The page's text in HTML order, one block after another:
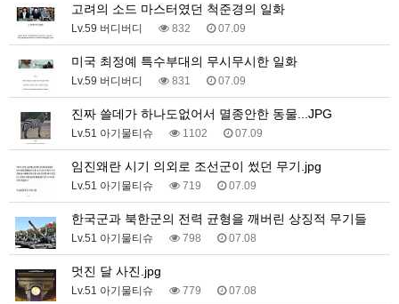
고려의 소드 마스터였던 척준경의 일화
Lv.59 버디버디 832 07.09
미국 최정예 특수부대의 무시무시한 일화
Lv.59 버디버디 831 07.09
진짜 쓸데가 하나도없어서 멸종안한 동물...JPG
Lv.51 아기물티슈 1102 07.09
임진왜란 시기 의외로 조선군이 썼던 무기.jpg
Lv.51 아기물티슈 719 07.09
한국군과 북한군의 전력 균형을 깨버린 상징적 무기들
Lv.51 아기물티슈 798 07.08
멋진 달 사진.jpg
Lv.51 아기물티슈 779 07.08